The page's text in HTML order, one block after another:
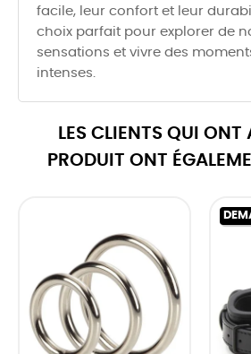
facile, leur confort et leur
choix parfait pour explorer de
sensations et vivre des
intenses.
LES CLIENTS QUI ONT
PRODUIT ONT